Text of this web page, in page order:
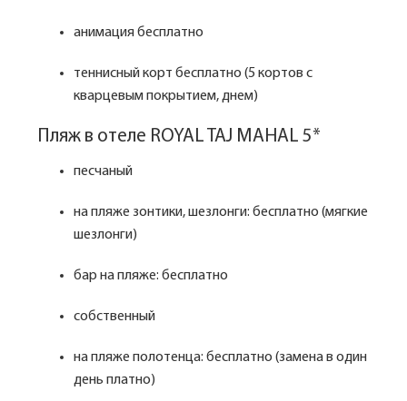
анимация бесплатно
теннисный корт бесплатно (5 кортов с
кварцевым покрытием, днем)
Пляж в отеле ROYAL TAJ MAHAL 5*
песчаный
на пляже зонтики, шезлонги: бесплатно (мягкие
шезлонги)
бар на пляже: бесплатно
собственный
на пляже полотенца: бесплатно (замена в один
день платно)